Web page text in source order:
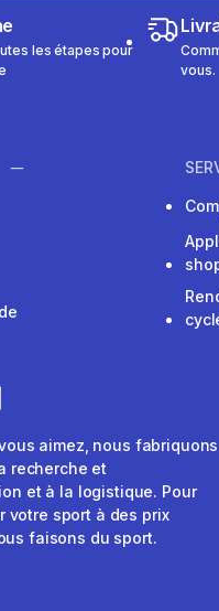
les étapes pour
vous.
aimez, nous fabriquons
recherche et
et à la logistique. Pour
votre sport à des prix
faisons du sport.